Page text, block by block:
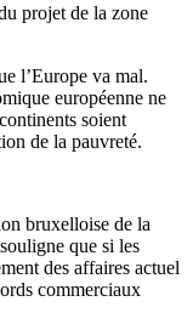
projet de la zone
l’Europe va mal.
européenne ne
soient
de la pauvreté.
bruxelloise de la
que si les
des affaires actuel
commerciaux